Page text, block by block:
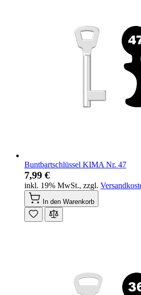
Buntbartschlüssel KIMA Nr. 47
7,99 €
inkl. 19% MwSt., zzgl.
In den Warenkorb